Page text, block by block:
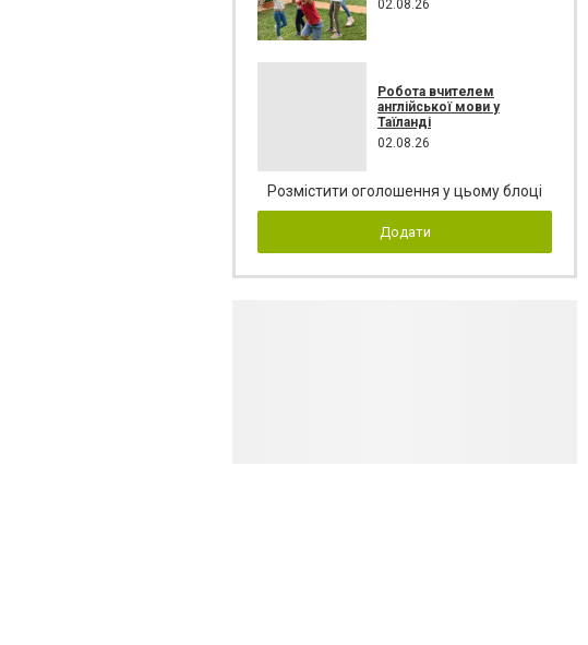
02.08.26
Робота вчителем
англійської мови у
Таїланді
02.08.26
Розмістити оголошення у цьому блоці
Додати